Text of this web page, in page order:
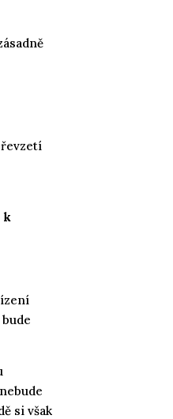
k
si však